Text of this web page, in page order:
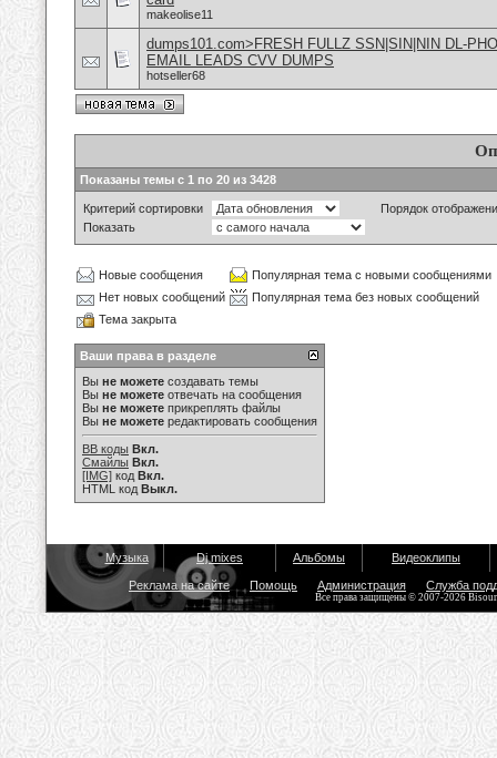
makeolise11
dumps101.com>FRESH FULLZ SSN|SIN|NIN DL-
EMAIL LEADS CVV DUMPS
hotseller68
Показаны темы с 1 по 20 из 3428
Критерий сортировки
Порядок
Показать
Новые сообщения
Популярная тема с новыми сообщениями
Нет новых сообщений
Популярная тема без новых сообщений
Тема закрыта
Ваши права в разделе
Вы не можете создавать темы
Вы не можете отвечать на сообщения
Вы не можете прикреплять файлы
Вы не можете редактировать сообщения
BB коды Вкл.
Смайлы Вкл.
[IMG] код Вкл.
HTML код Выкл.
Музыка Dj mixes Альбомы Видеоклипы
Реклама на сайте Помощь Администрация Служба
Все права защищены © 2007-2026